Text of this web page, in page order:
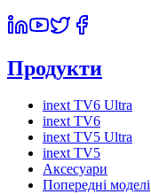
Продукти
inext TV6 Ultra
inext TV6
inext TV5 Ultra
inext TV5
Аксесуари
Попередні моделі